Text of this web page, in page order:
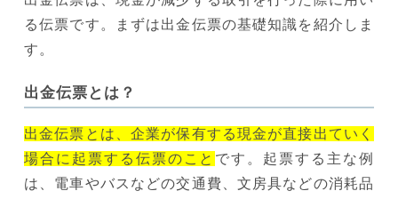
る伝票です。まずは出金伝票の基礎知識を紹介しま
す。
出金伝票とは？
出金伝票とは、企業が保有する現金が直接出ていく
場合に起票する伝票のこと です。起票する主な例
は、電車やバスなどの交通費、文房具などの消耗品